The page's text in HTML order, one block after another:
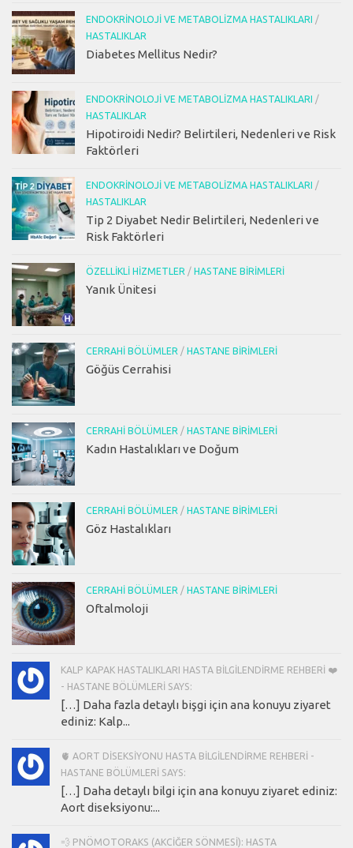
ENDOKRINOLOJI VE METABOLIZMA HASTALIKLARI /
HASTALIKLAR
Diabetes Mellitus Nedir?
ENDOKRINOLOJI VE METABOLIZMA HASTALIKLARI /
HASTALIKLAR
Hipotiroidi Nedir? Belirtileri, Nedenleri ve Risk
Faktörleri
ENDOKRINOLOJI VE METABOLIZMA HASTALIKLARI /
HASTALIKLAR
Tip 2 Diyabet Nedir Belirtileri, Nedenleri ve
Risk Faktörleri
ÖZELLIKLI HIZMETLER / HASTANE BIRIMLERI
Yanık Ünitesi
CERRAHI BÖLÜMLER / HASTANE BIRIMLERI
Göğüs Cerrahisi
CERRAHI BÖLÜMLER / HASTANE BIRIMLERI
Kadın Hastalıkları ve Doğum
CERRAHI BÖLÜMLER / HASTANE BIRIMLERI
Göz Hastalıkları
CERRAHI BÖLÜMLER / HASTANE BIRIMLERI
Oftalmoloji
KALP KAPAK HASTALIKLARI HASTA BILGILENDIRME REHBERI ❤️
- HASTANE BÖLÜMLERI SAYS:
[…] Daha fazla detaylı bişgi için ana konuyu ziyaret
ediniz: Kalp...
🫀 AORT DISEKSIYONU HASTA BILGILENDIRME REHBERI -
HASTANE BÖLÜMLERI SAYS:
[…] Daha detaylı bilgi için ana konuyu ziyaret ediniz:
Aort diseksiyonu:...
💨 PNÖMOTORAKS (AKCIĞER SÖNMESI): HASTA